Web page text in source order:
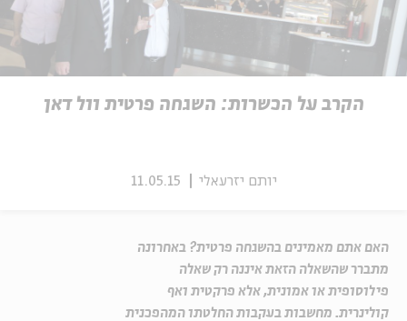
אנגלית
הקרב על הכשרות: השגחה פרטית וול דאן
יותם יזרעאלי 11.05.15
האם אתם מאמינים בהשגחה פרטית? באחרונה
מתברר שהשאלה הזאת איננה רק שאלה
פילוסופית או אמונית, אלא פרקטית ואף
קולינרית. מחשבות בעקבות החלטתו המהפכנית